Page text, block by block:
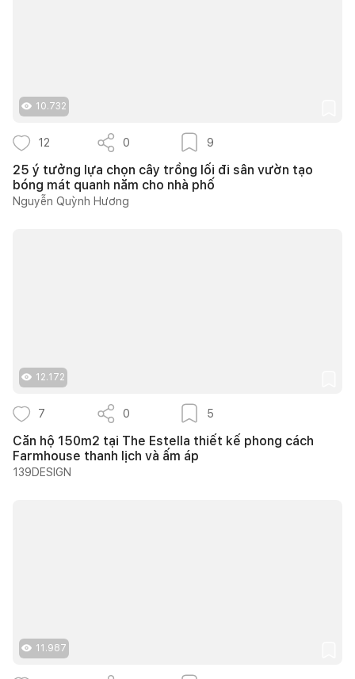
10.732
12 0 9
25 ý tưởng lựa chọn cây trồng lối đi sân vườn tạo
bóng mát quanh năm cho nhà phố
Nguyễn Quỳnh Hương
12.172
7 0 5
Căn hộ 150m2 tại The Estella thiết kế phong cách
Farmhouse thanh lịch và ấm áp
139DESIGN
11.987